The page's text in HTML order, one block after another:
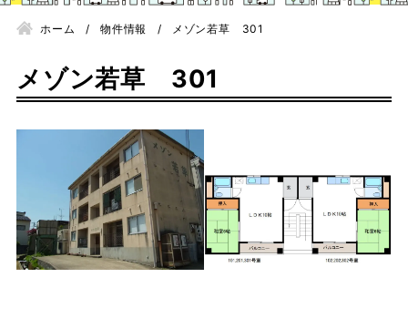
ホーム 物件情報 メゾン若草 301
メゾン若草 301